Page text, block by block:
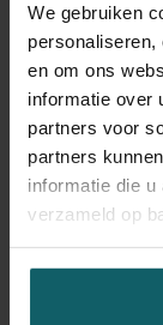
We gebruiken
en om ons
informatie over
partners voor
partners
informatie die
verzameld op
diagnostiek
regio
assisteerden
en behandeling
algemene
tropische
en dag nauw
De reiskliniek
konden